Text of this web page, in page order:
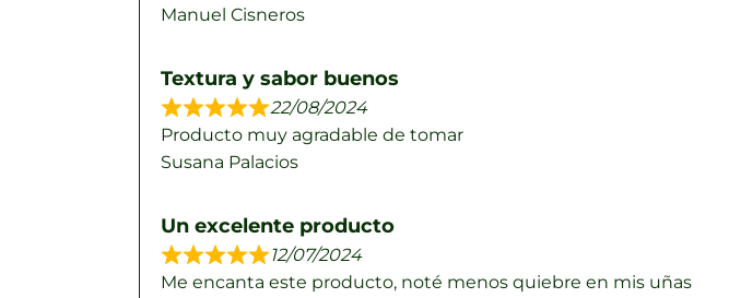
Manuel Cisneros
Textura y sabor buenos
22/08/2024
Producto muy agradable de tomar
Susana Palacios
Un excelente producto
12/07/2024
Me encanta este producto, noté menos quiebre en mis uñas